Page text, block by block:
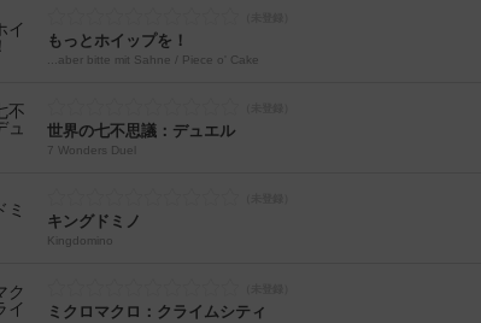
もっとホイップを！
...aber bitte mit Sahne / Piece o' Cake
世界の七不思議：デュエル
7 Wonders Duel
キングドミノ
Kingdomino
ミクロマクロ：クライムシティ